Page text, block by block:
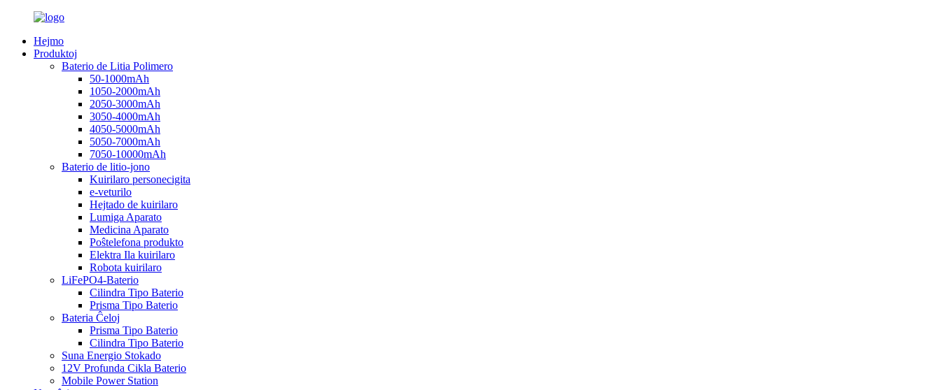
Hejmo
Produktoj
Baterio de Litia Polimero
50-1000mAh
1050-2000mAh
2050-3000mAh
3050-4000mAh
4050-5000mAh
5050-7000mAh
7050-10000mAh
Baterio de litio-jono
Kuirilaro personecigita
e-veturilo
Hejtado de kuirilaro
Lumiga Aparato
Medicina Aparato
Poŝtelefona produkto
Elektra Ila kuirilaro
Robota kuirilaro
LiFePO4-Baterio
Cilindra Tipo Baterio
Prisma Tipo Baterio
Bateria Ĉeloj
Prisma Tipo Baterio
Cilindra Tipo Baterio
Suna Energio Stokado
12V Profunda Cikla Baterio
Mobile Power Station